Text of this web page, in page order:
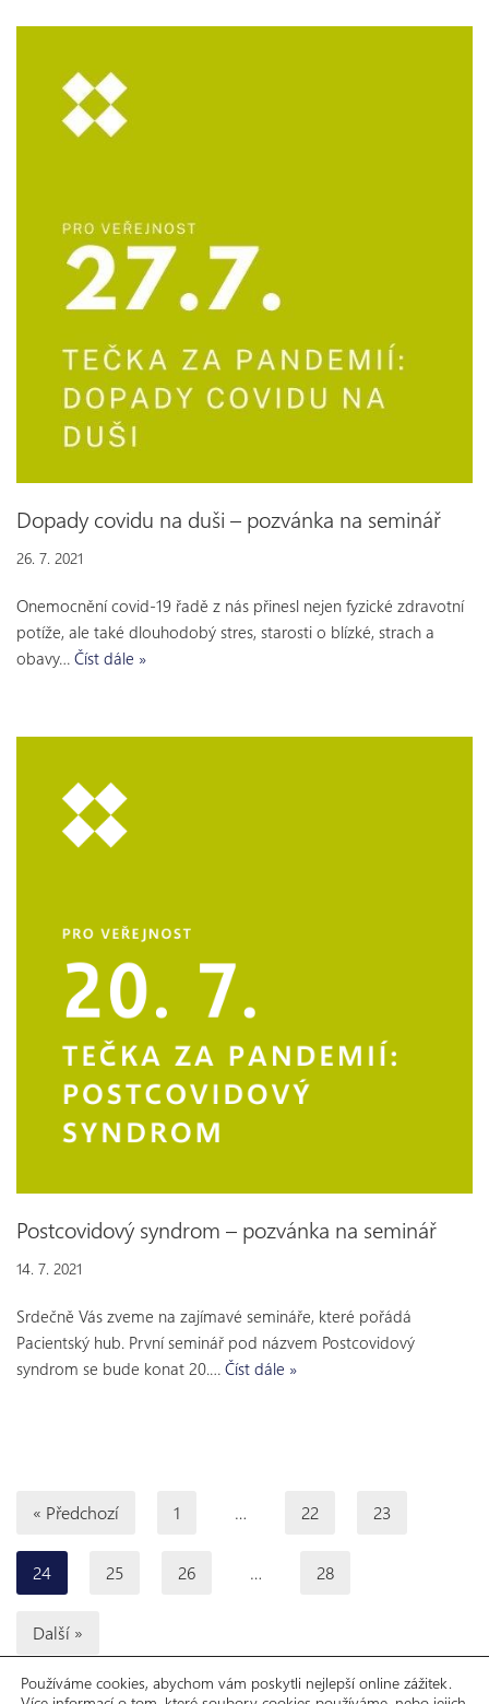
Dopady covidu na duši – pozvánka na seminář
26. 7. 2021
Onemocnění covid-19 řadě z nás přinesl nejen fyzické zdravotní
potíže, ale také dlouhodobý stres, starosti o blízké, strach a
obavy… Číst dále »
Postcovidový syndrom – pozvánka na seminář
14. 7. 2021
Srdečně Vás zveme na zajímavé semináře, které pořádá
Pacientský hub. První seminář pod názvem Postcovidový
syndrom se bude konat 20.… Číst dále »
« Předchozí 1 … 22 23
24 25 26 … 28
Další »
Používáme cookies, abychom vám poskytli nejlepší online zážitek.